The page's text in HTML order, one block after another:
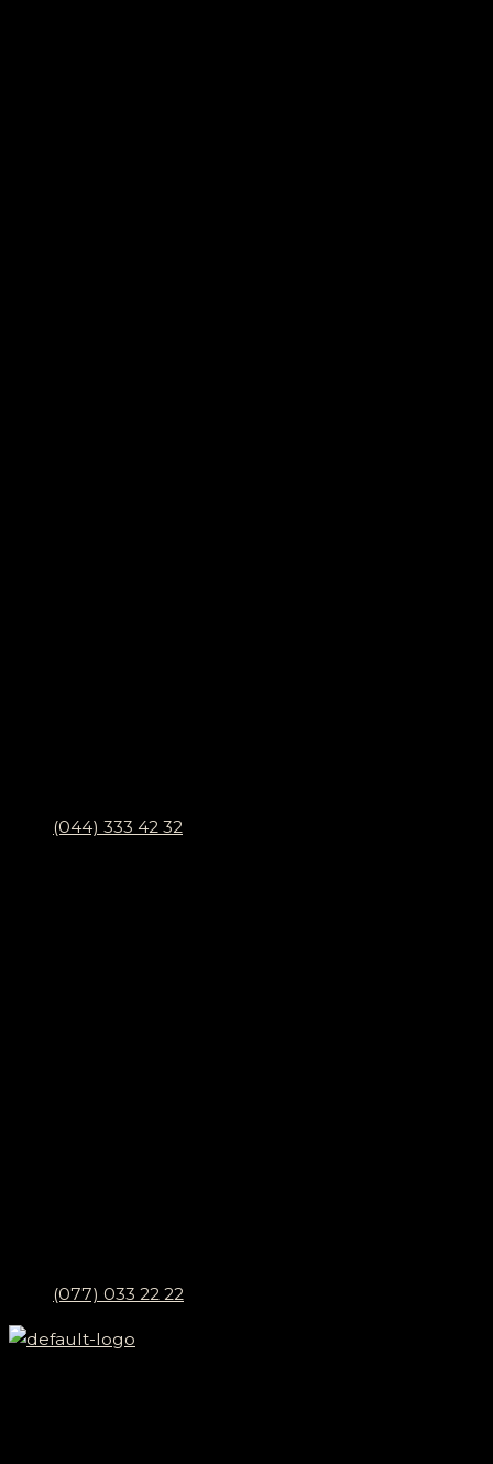
(044) 333 42 32
(077) 033 22 22